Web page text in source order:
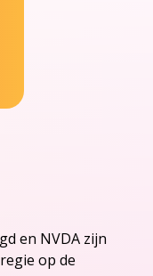
en NVDA zijn
op de